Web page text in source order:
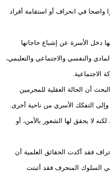
واضحا في انحراف أو استقامة أفراد
دخل الأسرة عن إشباع حاجاتها
والنفسي والاجتماعي والتعليمي،
الاجتماعية.
أن الحالة العقلية للمجرمين
وإلى التفكك الأسري من ناحية أخرى.
لا يحقق لها الشعور بالأمن، أو
فقد أكدت الحقائق العلمية أن
السلوك المنحرف فقد أثبتت